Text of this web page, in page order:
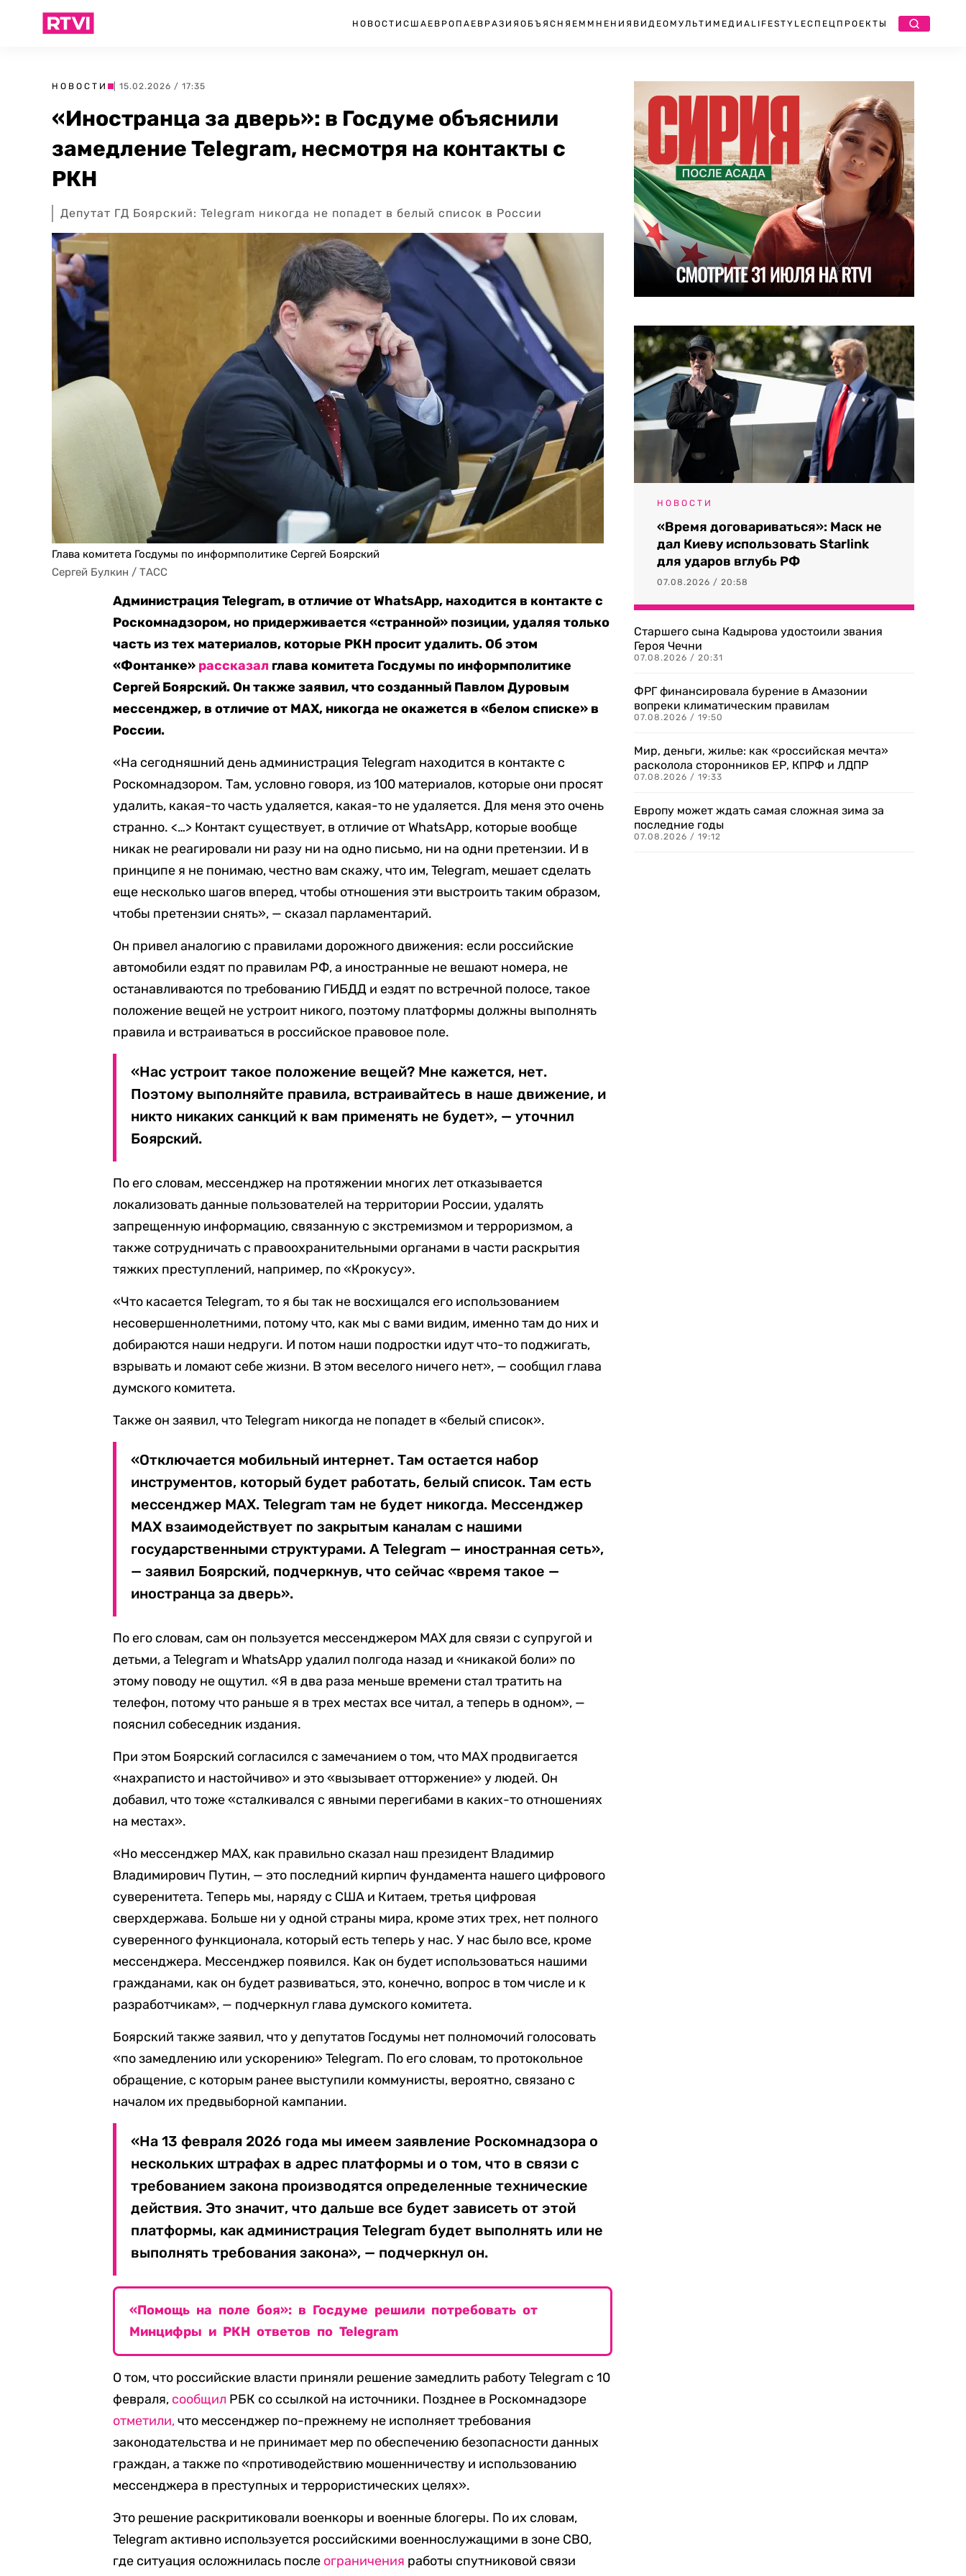
НОВОСТИ США ЕВРОПА ЕВРАЗИЯ ОБЪЯСНЯЕМ МНЕНИЯ ВИДЕО МУЛЬТИМЕДИА LIFESTYLEСПЕЦПРОЕКТЫ
НОВОСТИ | 15.02.2026 / 17:35
«Иностранца за дверь»: в Госдуме объяснили
замедление Telegram, несмотря на контакты с
РКН
Депутат ГД Боярский: Telegram никогда не попадет в белый список в России
Глава комитета Госдумы по информполитике Сергей Боярский
Сергей Булкин / ТАСС
Администрация Telegram, в отличие от WhatsApp, находится в контакте с
Роскомнадзором, но придерживается «странной» позиции, удаляя только
часть из тех материалов, которые РКН просит удалить. Об этом
«Фонтанке» рассказал глава комитета Госдумы по информполитике
Сергей Боярский. Он также заявил, что созданный Павлом Дуровым
мессенджер, в отличие от MAX, никогда не окажется в «белом списке» в
России.
«На сегодняшний день администрация Telegram находится в контакте с
Роскомнадзором. Там, условно говоря, из 100 материалов, которые они просят
удалить, какая-то часть удаляется, какая-то не удаляется. Для меня это очень
странно. <…> Контакт существует, в отличие от WhatsApp, которые вообще
никак не реагировали ни разу ни на одно письмо, ни на одни претензии. И в
принципе я не понимаю, честно вам скажу, что им, Telegram, мешает сделать
еще несколько шагов вперед, чтобы отношения эти выстроить таким образом,
чтобы претензии снять», — сказал парламентарий.
Он привел аналогию с правилами дорожного движения: если российские
автомобили ездят по правилам РФ, а иностранные не вешают номера, не
останавливаются по требованию ГИБДД и ездят по встречной полосе, такое
положение вещей не устроит никого, поэтому платформы должны выполнять
правила и встраиваться в российское правовое поле.
«Нас устроит такое положение вещей? Мне кажется, нет.
Поэтому выполняйте правила, встраивайтесь в наше движение, и
никто никаких санкций к вам применять не будет», — уточнил
Боярский.
По его словам, мессенджер на протяжении многих лет отказывается
локализовать данные пользователей на территории России, удалять
запрещенную информацию, связанную с экстремизмом и терроризмом, а
также сотрудничать с правоохранительными органами в части раскрытия
тяжких преступлений, например, по «Крокусу».
«Что касается Telegram, то я бы так не восхищался его использованием
несовершеннолетними, потому что, как мы с вами видим, именно там до них и
добираются наши недруги. И потом наши подростки идут что-то поджигать,
взрывать и ломают себе жизни. В этом веселого ничего нет», — сообщил глава
думского комитета.
Также он заявил, что Telegram никогда не попадет в «белый список».
«Отключается мобильный интернет. Там остается набор
инструментов, который будет работать, белый список. Там есть
мессенджер MAX. Telegram там не будет никогда. Мессенджер
MAX взаимодействует по закрытым каналам с нашими
государственными структурами. А Telegram — иностранная сеть»,
— заявил Боярский, подчеркнув, что сейчас «время такое —
иностранца за дверь».
По его словам, сам он пользуется мессенджером MAX для связи с супругой и
детьми, а Telegram и WhatsApp удалил полгода назад и «никакой боли» по
этому поводу не ощутил. «Я в два раза меньше времени стал тратить на
телефон, потому что раньше я в трех местах все читал, а теперь в одном», —
пояснил собеседник издания.
При этом Боярский согласился с замечанием о том, что MAX продвигается
«нахраписто и настойчиво» и это «вызывает отторжение» у людей. Он
добавил, что тоже «сталкивался с явными перегибами в каких-то отношениях
на местах».
«Но мессенджер MAX, как правильно сказал наш президент Владимир
Владимирович Путин, — это последний кирпич фундамента нашего цифрового
суверенитета. Теперь мы, наряду с США и Китаем, третья цифровая
сверхдержава. Больше ни у одной страны мира, кроме этих трех, нет полного
суверенного функционала, который есть теперь у нас. У нас было все, кроме
мессенджера. Мессенджер появился. Как он будет использоваться нашими
гражданами, как он будет развиваться, это, конечно, вопрос в том числе и к
разработчикам», — подчеркнул глава думского комитета.
Боярский также заявил, что у депутатов Госдумы нет полномочий голосовать
«по замедлению или ускорению» Telegram. По его словам, то протокольное
обращение, с которым ранее выступили коммунисты, вероятно, связано с
началом их предвыборной кампании.
«На 13 февраля 2026 года мы имеем заявление Роскомнадзора о
нескольких штрафах в адрес платформы и о том, что в связи с
требованием закона производятся определенные технические
действия. Это значит, что дальше все будет зависеть от этой
платформы, как администрация Telegram будет выполнять или не
выполнять требования закона», — подчеркнул он.
«Помощь на поле боя»: в Госдуме решили потребовать от
Минцифры и РКН ответов по Telegram
О том, что российские власти приняли решение замедлить работу Telegram с 10
февраля, сообщил РБК со ссылкой на источники. Позднее в Роскомнадзоре
отметили,что мессенджер по-прежнему не исполняет требования
законодательства и не принимает мер по обеспечению безопасности данных
граждан, а также по «противодействию мошенничеству и использованию
мессенджера в преступных и террористических целях».
Это решение раскритиковали военкоры и военные блогеры. По их словам,
Telegram активно используется российскими военнослужащими в зоне СВО,
где ситуация осложнилась после ограничения работы спутниковой связи
НОВОСТИ
«Время договариваться»: Маск не
дал Киеву использовать Starlink
для ударов вглубь РФ
07.08.2026 / 20:58
Старшего сына Кадырова удостоили звания
Героя Чечни
07.08.2026 / 20:31
ФРГ финансировала бурение в Амазонии
вопреки климатическим правилам
07.08.2026 / 19:50
Мир, деньги, жилье: как «российская мечта»
расколола сторонников ЕР, КПРФ и ЛДПР
07.08.2026 / 19:33
Европу может ждать самая сложная зима за
последние годы
07.08.2026 / 19:12